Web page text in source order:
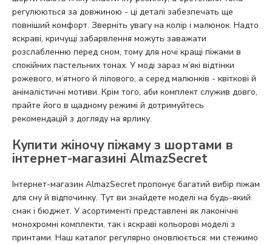
регулюються за довжиною - ці деталі забезпечать ще
повніший комфорт. Зверніть увагу на колір і малюнок. Надто
яскраві, кричущі забарвлення можуть заважати
розслабленню перед сном, тому для ночі кращі піжами в
спокійних пастельних тонах. У моді зараз м’які відтінки
рожевого, м’ятного й лілового, а серед малюнків - квіткові й
анімалістичні мотиви. Крім того, аби комплект служив довго,
прайте його в щадному режимі й дотримуйтесь
рекомендацій з догляду на ярлику.
Купити жіночу піжаму з шортами в
інтернет-магазині AlmazSecret
Інтернет-магазин AlmazSecret пропонує багатий вибір піжам
для сну й відпочинку. Тут ви знайдете моделі на будь-який
смак і бюджет. У асортименті представлені як лаконічні
монохромні комплекти, так і яскраві кольорові моделі з
принтами. Наш каталог регулярно оновлюється: ми стежимо